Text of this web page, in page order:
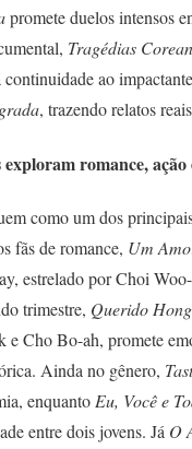
promete duelos intensos
Tragédias
continuidade ao impactante
, trazendo relatos
romance, ação
como um dos
fãs de romance, Um
estrelado por Choi
trimestre, Querido
e Cho Bo-ah, promete
Ainda no gênero,
enquanto Eu, Você e
entre dois jovens. Já O